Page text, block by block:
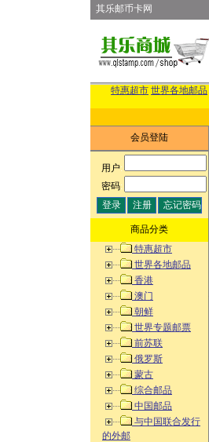
其乐邮币卡网
特惠超市 世界各地邮品
会员登陆
用户:
密码:
商品分类
特惠超市
世界各地邮品
香港
澳门
朝鲜
世界专题邮票
前苏联
俄罗斯
蒙古
综合邮品
中国邮品
与中国联合发行
的外邮